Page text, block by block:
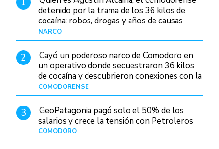
detenido por la trama de los 36 kilos de
cocaína: robos, drogas y años de causas
judiciales
NARCO
2
Cayó un poderoso narco de Comodoro en
un operativo donde secuestraron 36 kilos
de cocaína y descubrieron conexiones con la
Patagonia
COMODORENSE
3
GeoPatagonia pagó solo el 50% de los
salarios y crece la tensión con Petroleros
COMODORO